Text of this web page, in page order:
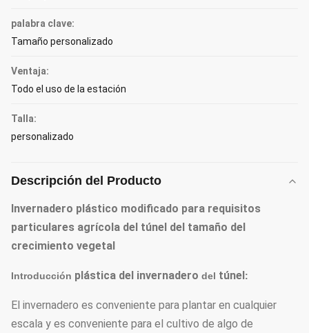
palabra clave:
Tamaño personalizado
Ventaja:
Todo el uso de la estación
Talla:
personalizado
Descripción del Producto
Invernadero plástico modificado para requisitos
particulares agrícola del túnel del tamaño del
crecimiento vegetal
Introducción plástica del invernadero del túnel:
El invernadero es conveniente para plantar en cualquier
escala y es conveniente para el cultivo de algo de